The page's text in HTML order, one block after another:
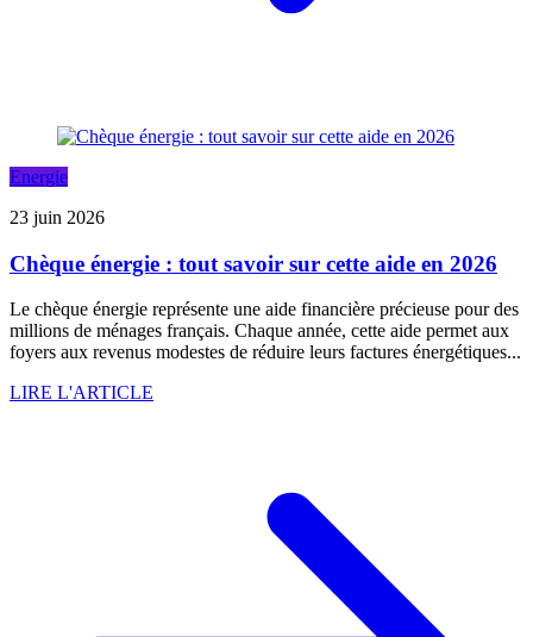
Energie
23 juin 2026
Chèque énergie : tout savoir sur cette aide en 2026
Le chèque énergie représente une aide financière précieuse pour des
millions de ménages français. Chaque année, cette aide permet aux
foyers aux revenus modestes de réduire leurs factures énergétiques...
LIRE L'ARTICLE